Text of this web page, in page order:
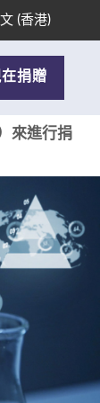
(香港)
捐贈
來進行捐